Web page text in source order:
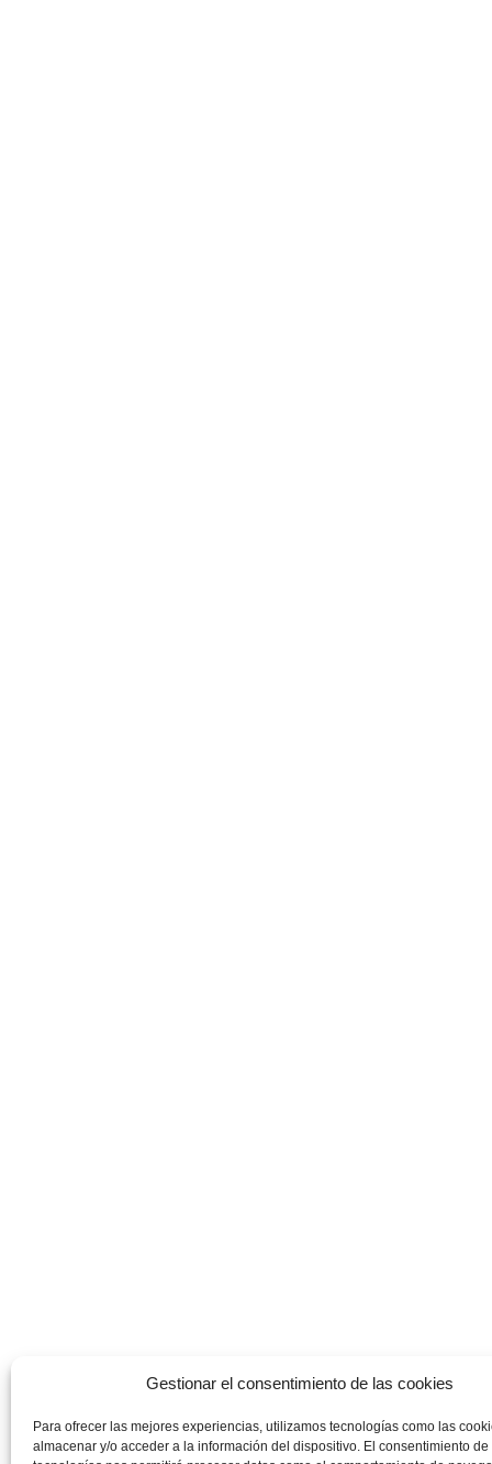
Gestionar el consentimiento de las cookies
Para ofrecer las mejores experiencias, utilizamos tecnologías como las
almacenar y/o acceder a la información del dispositivo. El consentimiento de